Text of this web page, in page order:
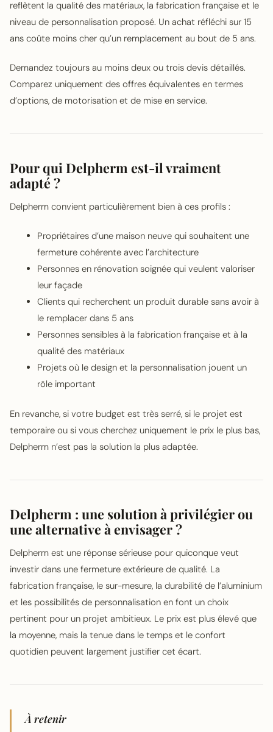
reflètent la qualité des matériaux, la fabrication française et le
niveau de personnalisation proposé. Un achat réfléchi sur 15
ans coûte moins cher qu’un remplacement au bout de 5 ans.
Demandez toujours au moins deux ou trois devis détaillés.
Comparez uniquement des offres équivalentes en termes
d’options, de motorisation et de mise en service.
Pour qui Delpherm est-il vraiment
adapté ?
Delpherm convient particulièrement bien à ces profils :
Propriétaires d’une maison neuve qui souhaitent une
fermeture cohérente avec l’architecture
Personnes en rénovation soignée qui veulent valoriser
leur façade
Clients qui recherchent un produit durable sans avoir à
le remplacer dans 5 ans
Personnes sensibles à la fabrication française et à la
qualité des matériaux
Projets où le design et la personnalisation jouent un
rôle important
En revanche, si votre budget est très serré, si le projet est
temporaire ou si vous cherchez uniquement le prix le plus bas,
Delpherm n’est pas la solution la plus adaptée.
Delpherm : une solution à privilégier ou
une alternative à envisager ?
Delpherm est une réponse sérieuse pour quiconque veut
investir dans une fermeture extérieure de qualité. La
fabrication française, le sur-mesure, la durabilité de l’aluminium
et les possibilités de personnalisation en font un choix
pertinent pour un projet ambitieux. Le prix est plus élevé que
la moyenne, mais la tenue dans le temps et le confort
quotidien peuvent largement justifier cet écart.
À retenir